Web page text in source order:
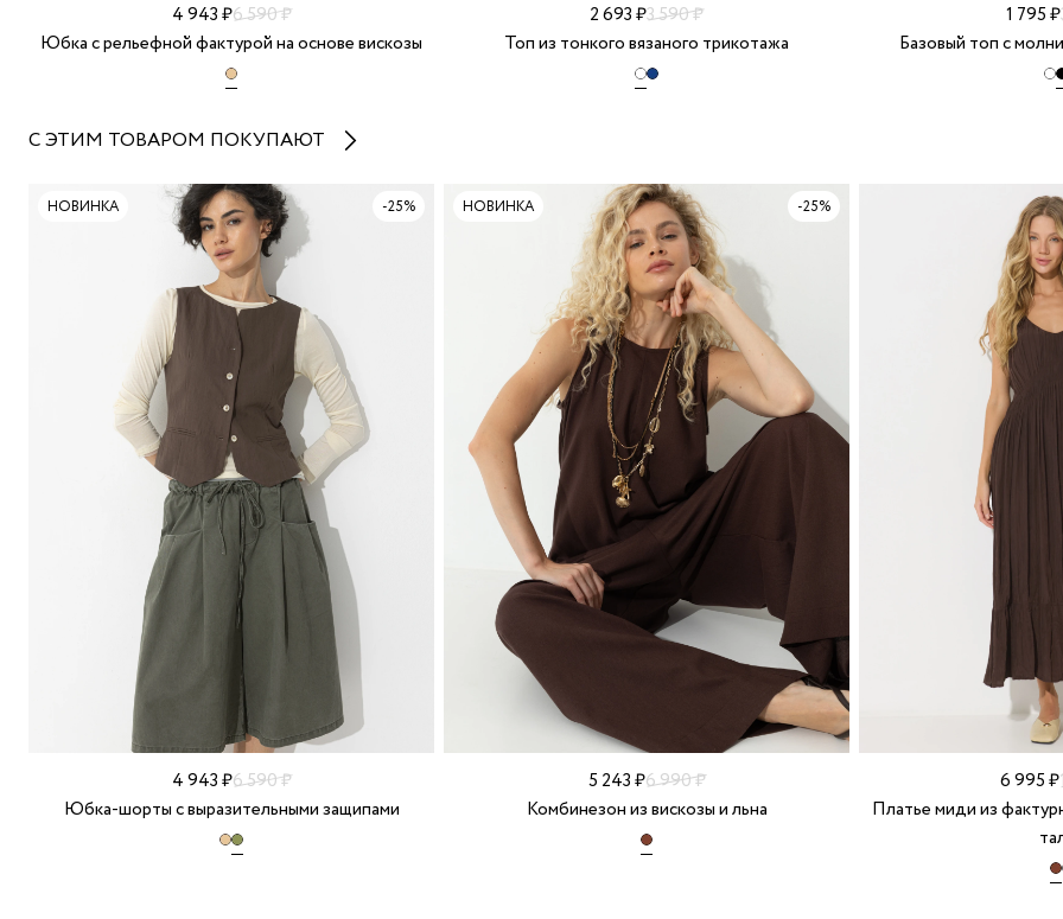
4 943 ₽6 590 ₽
Юбка с рельефной фактурой на основе вискозы
2 693 ₽3 590 ₽
Топ из тонкого вязаного трикотажа
1 795 ₽
Базовый топ с
С ЭТИМ ТОВАРОМ ПОКУПАЮТ
4 943 ₽6 590 ₽
Юбка-шорты с выразительными защипами
НОВИНКА -25%
5 243 ₽6 990 ₽
Комбинезон из вискозы и льна
НОВИНКА -25%
6 995 ₽
Платье миди из